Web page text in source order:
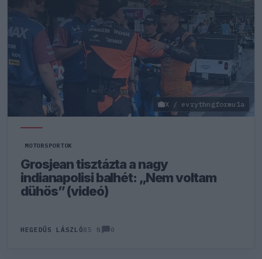
X / evrythngformu1a
MOTORSPORTOK
Grosjean tisztázta a nagy
indianapolisi balhét: „Nem voltam
dühös” (videó)
HEGEDŰS LÁSZLÓ85 N 0